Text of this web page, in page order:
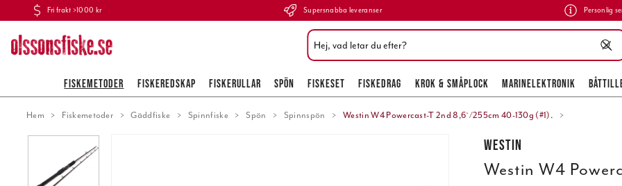
Fri frakt >1000 kr Supersnabba leveranser Personlig
FISKEMETODER FISKEREDSKAP FISKERULLAR SPÖN FISKESET FISKEDRAG KROK & SMÅPLOCK MARINELEKTRONIK
Hem Fiskemetoder Gäddfiske Spinnfiske Spön Spinnspön Westin W4 Powercast-T 2nd 8,6`/255cm 40-130g (#1).
Westin
Westin W4